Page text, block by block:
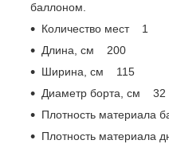
баллоном.
Количество мест 1
Длина, см 200
Ширина, см 115
Диаметр борта, см 32
Плотность материала
Плотность материала